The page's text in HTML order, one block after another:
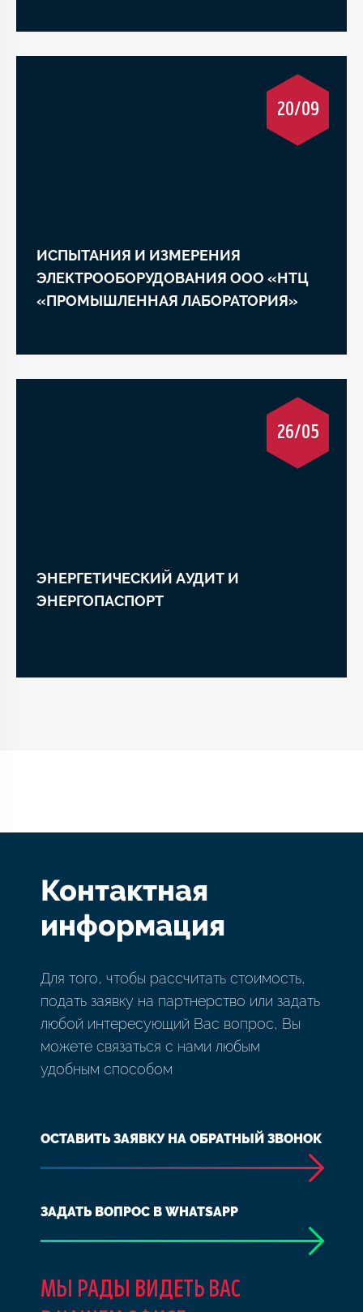
20/09
ИСПЫТАНИЯ И ИЗМЕРЕНИЯ
ЭЛЕКТРООБОРУДОВАНИЯ ООО «НТЦ
«ПРОМЫШЛЕННАЯ ЛАБОРАТОРИЯ»
26/05
ЭНЕРГЕТИЧЕСКИЙ АУДИТ И
ЭНЕРГОПАСПОРТ
Контактная
информация
Для того, чтобы рассчитать стоимость,
подать заявку на партнерство или задать
любой интересующий Вас вопрос, Вы
можете связаться с нами любым
удобным способом
ОСТАВИТЬ ЗАЯВКУ НА ОБРАТНЫЙ ЗВОНОК
ЗАДАТЬ ВОПРОС В WHATSAPP
МЫ РАДЫ ВИДЕТЬ ВАС